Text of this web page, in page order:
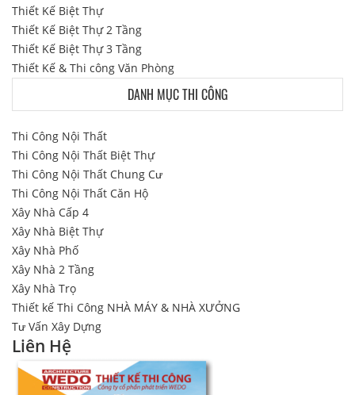
Thiết Kế Biệt Thự
Thiết Kế Biệt Thự 2 Tầng
Thiết Kế Biệt Thự 3 Tầng
Thiết Kế & Thi công Văn Phòng
DANH MỤC THI CÔNG
Thi Công Nội Thất
Thi Công Nội Thất Biệt Thự
Thi Công Nội Thất Chung Cư
Thi Công Nội Thất Căn Hộ
Xây Nhà Cấp 4
Xây Nhà Biệt Thự
Xây Nhà Phố
Xây Nhà 2 Tầng
Xây Nhà Trọ
Thiết kế Thi Công NHÀ MÁY & NHÀ XƯỞNG
Tư Vấn Xây Dựng
Liên Hệ